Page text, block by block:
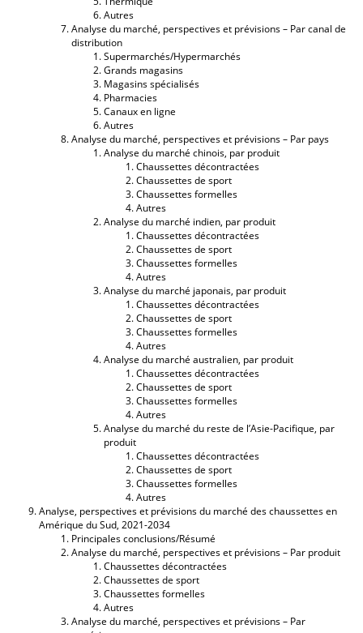
Autres
Analyse du marché, perspectives et prévisions – Par canal de
distribution
Supermarchés/Hypermarchés
Grands magasins
Magasins spécialisés
Pharmacies
Canaux en ligne
Autres
Analyse du marché, perspectives et prévisions – Par pays
Analyse du marché chinois, par produit
Chaussettes décontractées
Chaussettes de sport
Chaussettes formelles
Autres
Analyse du marché indien, par produit
Chaussettes décontractées
Chaussettes de sport
Chaussettes formelles
Autres
Analyse du marché japonais, par produit
Chaussettes décontractées
Chaussettes de sport
Chaussettes formelles
Autres
Analyse du marché australien, par produit
Chaussettes décontractées
Chaussettes de sport
Chaussettes formelles
Autres
Analyse du marché du reste de l’Asie-Pacifique, par
produit
Chaussettes décontractées
Chaussettes de sport
Chaussettes formelles
Autres
Analyse, perspectives et prévisions du marché des chaussettes en
Amérique du Sud, 2021-2034
Principales conclusions/Résumé
Analyse du marché, perspectives et prévisions – Par produit
Chaussettes décontractées
Chaussettes de sport
Chaussettes formelles
Autres
Analyse du marché, perspectives et prévisions – Par